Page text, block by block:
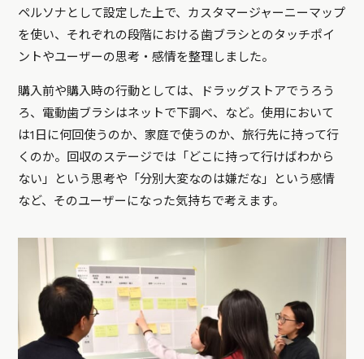
ペルソナとして設定した上で、カスタマージャーニーマップ
を使い、それぞれの段階における歯ブラシとのタッチポイ
ントやユーザーの思考・感情を整理しました。
購入前や購入時の行動としては、ドラッグストアでうろう
ろ、電動歯ブラシはネットで下調べ、など。使用において
は1日に何回使うのか、家庭で使うのか、旅行先に持って行
くのか。回収のステージでは「どこに持って行けばわから
ない」という思考や「分別大変なのは嫌だな」という感情
など、そのユーザーになった気持ちで考えます。